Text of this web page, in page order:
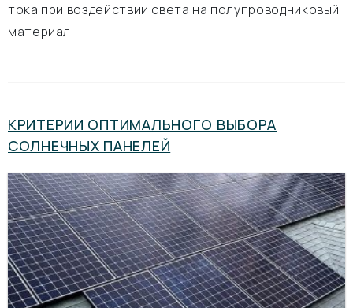
тока при воздействии света на полупроводниковый
материал.
КРИТЕРИИ ОПТИМАЛЬНОГО ВЫБОРА
СОЛНЕЧНЫХ ПАНЕЛЕЙ